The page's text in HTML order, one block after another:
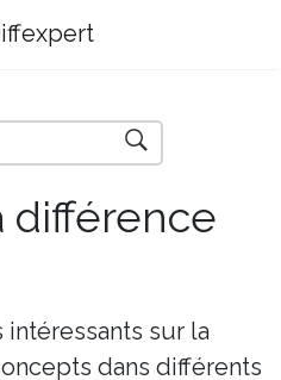
différence
sur la
dans différents